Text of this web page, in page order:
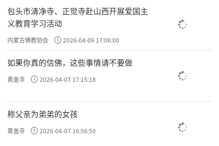
包头市清净寺、正觉寺赴山西开展爱国主
义教育学习活动
内蒙古佛教协会 2026-04-09 17:06:00
如果你真的信佛，这些事情请不要做
黄盖寺 2026-04-07 17:15:18
称父亲为弟弟的女孩
黄盖寺 2026-04-07 16:56:50